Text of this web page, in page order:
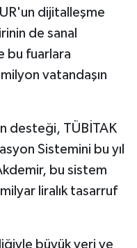
dijitalleşme
de sanal
bu fuarlara
vatandaşın
desteği, TÜBİTAK
Sistemini bu yıl
bu sistem
milyar liralık tasarruf
büyük veri ve